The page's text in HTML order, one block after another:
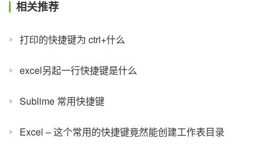
相关推荐
打印的快捷键为 ctrl+什么
excel另起一行快捷键是什么
Sublime 常用快捷键
Excel – 这个常用的快捷键竟然能创建工作表目录